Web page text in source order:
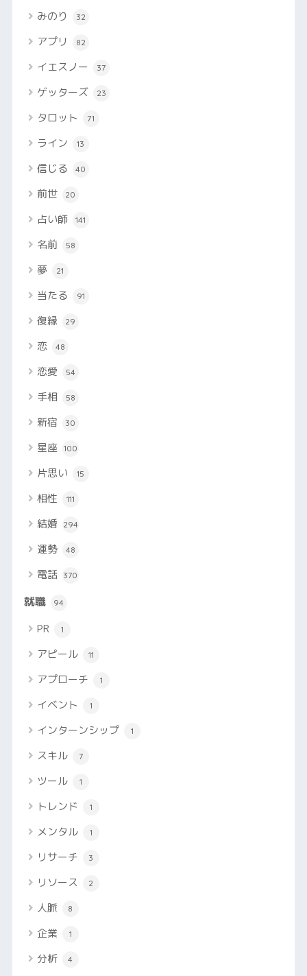
みのり 32
アプリ 82
イエスノー 37
ゲッターズ 23
タロット 71
ライン 13
信じる 40
前世 20
占い師 141
名前 58
夢 21
当たる 91
復縁 29
恋 48
恋愛 54
手相 58
新宿 30
星座 100
片思い 15
相性 111
結婚 294
運勢 48
電話 370
就職 94
PR 1
アピール 11
アプローチ 1
イベント 1
インターンシップ 1
スキル 7
ツール 1
トレンド 1
メンタル 1
リサーチ 3
リソース 2
人脈 8
企業 1
分析 4